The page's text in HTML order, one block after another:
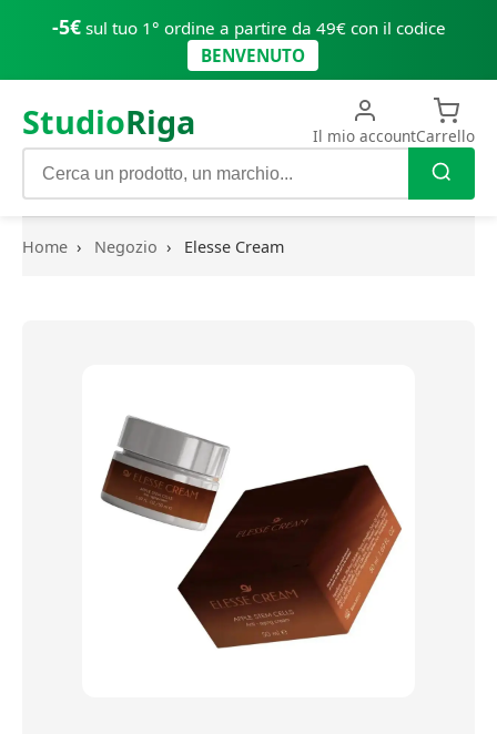
-5€sul tuo 1° ordine a partire da 49€ con il codice
BENVENUTO
StudioRiga Il mio accountCarrello
Home › Negozio › Elesse Cream